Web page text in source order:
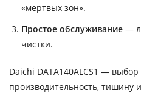
«мертвых зон».
Простое обслуживание —
чистки.
Daichi DATA140ALCS1 — выбор
производительность, тишину